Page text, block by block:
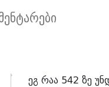
ეგ რაა 542 ზე